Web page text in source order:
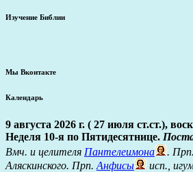
Изучение Библии
Мы Вконтакте
Календарь
9 августа 2026 г. ( 27 июля ст.ст.),
Неделя 10-я по Пятидесятнице.
Вмч. и целителя Пантелеимона . Прп.
Аляскинского. Прп. Анфисы
исп.,